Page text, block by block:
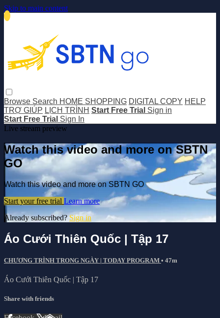
Skip to main content
Browse Search HOME SHOPPING DIGITAL COPY HELP
TRỢ GIÚP LỊCH TRÌNH Start Free Trial Sign in
Start Free Trial Sign In
Live stream preview
Watch this video and more on SBTN
GO
Watch this video and more on SBTN GO
Start your free trial Learn more
Already subscribed?Sign in
Áo Cưới Thiên Quốc | Tập 17
CHƯƠNG TRÌNH TRONG NGÀY | TODAY PROGRAM • 47m
Áo Cưới Thiên Quốc | Tập 17
Share with friends